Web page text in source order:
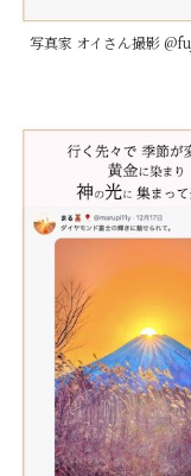
写真家 オイさん撮影